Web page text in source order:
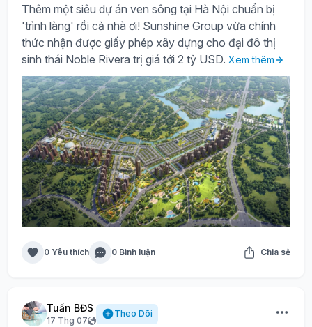
Thêm một siêu dự án ven sông tại Hà Nội chuẩn bị
'trình làng' rồi cả nhà ơi! Sunshine Group vừa chính
thức nhận được giấy phép xây dựng cho đại đô thị
sinh thái Noble Rivera trị giá tới 2 tỷ USD. Xem thêm
0 Yêu thích 0 Bình luận Chia sẻ
Tuấn BĐS
17 Thg 07
Theo Dõi